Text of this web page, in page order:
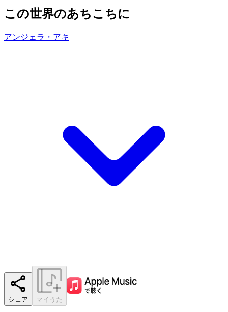
この世界のあちこちに
アンジェラ・アキ
シェア マイうた